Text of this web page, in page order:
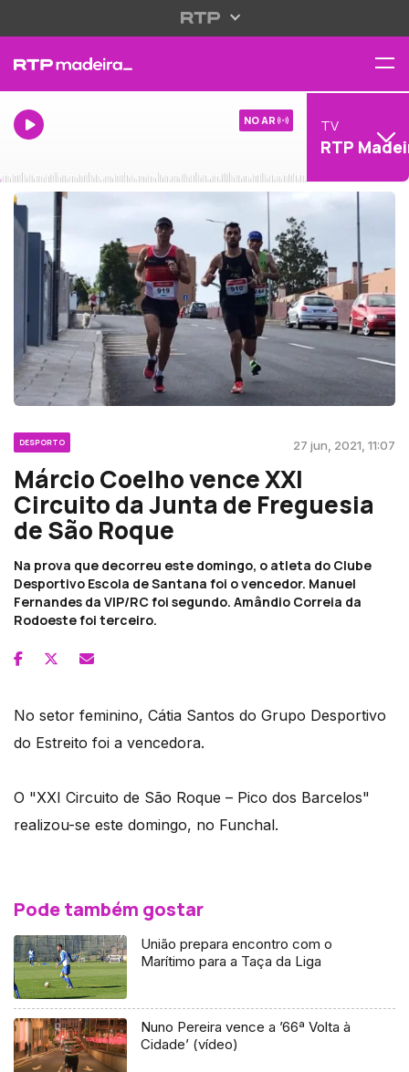
NO AR TV
RTP
DESPORTO 27 jun, 2021, 11:07
Márcio Coelho vence XXI
Circuito da Junta de Freguesia
de São Roque
Na prova que decorreu este domingo, o atleta do Clube
Desportivo Escola de Santana foi o vencedor. Manuel
Fernandes da VIP/RC foi segundo. Amândio Correia da
Rodoeste foi terceiro.
No setor feminino, Cátia Santos do Grupo Desportivo
do Estreito foi a vencedora.
O "XXI Circuito de São Roque – Pico dos Barcelos"
realizou-se este domingo, no Funchal.
Pode também gostar
União prepara encontro com o
Marítimo para a Taça da Liga
Nuno Pereira vence a ’66ª Volta à
Cidade’ (vídeo)